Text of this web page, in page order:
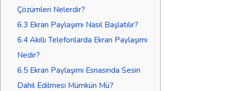
Çözümleri Nelerdir?
6.3 Ekran Paylaşımı Nasıl Başlatılır?
6.4Akıllı Telefonlarda Ekran Paylaşımı
Nedir?
6.5Ekran Paylaşımı Esnasında Sesin
Dahil Edilmesi Mümkün Mü?